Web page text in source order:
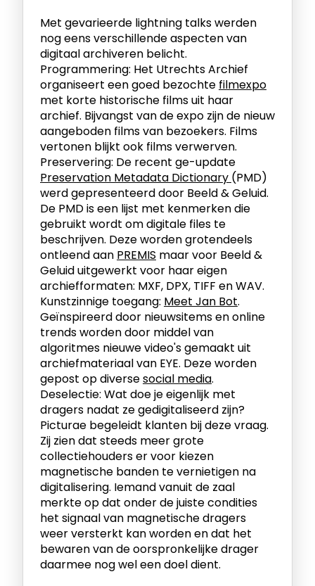
Met gevarieerde lightning talks werden
nog eens verschillende aspecten van
digitaal archiveren belicht.
Programmering: Het Utrechts Archief
organiseert een goed bezochte filmexpo
met korte historische films uit haar
archief. Bijvangst van de expo zijn de nieuw
aangeboden films van bezoekers. Films
vertonen blijkt ook films verwerven.
Preservering: De recent ge-update
Preservation Metadata Dictionary (PMD)
werd gepresenteerd door Beeld & Geluid.
De PMD is een lijst met kenmerken die
gebruikt wordt om digitale files te
beschrijven. Deze worden grotendeels
ontleend aan PREMIS maar voor Beeld &
Geluid uitgewerkt voor haar eigen
archiefformaten: MXF, DPX, TIFF en WAV.
Kunstzinnige toegang: Meet Jan Bot.
Geïnspireerd door nieuwsitems en online
trends worden door middel van
algoritmes nieuwe video's gemaakt uit
archiefmateriaal van EYE. Deze worden
gepost op diversesocial media.
Deselectie: Wat doe je eigenlijk met
dragers nadat ze gedigitaliseerd zijn?
Picturae begeleidt klanten bij deze vraag.
Zij zien dat steeds meer grote
collectiehouders er voor kiezen
magnetische banden te vernietigen na
digitalisering. Iemand vanuit de zaal
merkte op dat onder de juiste condities
het signaal van magnetische dragers
weer versterkt kan worden en dat het
bewaren van de oorspronkelijke drager
daarmee nog wel een doel dient.